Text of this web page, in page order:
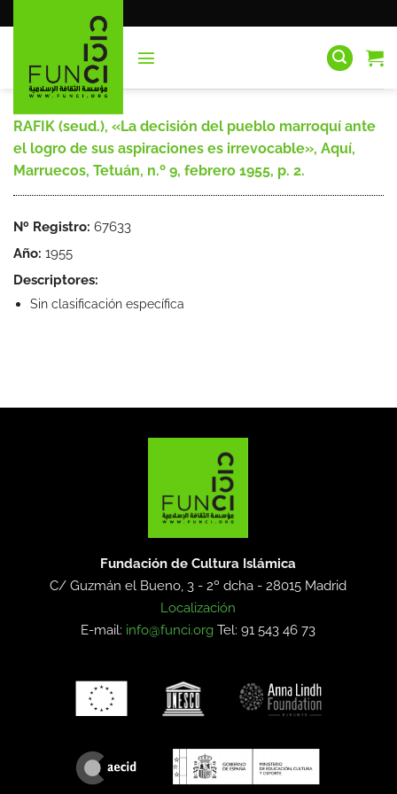
al
RAFIK (seud.), «La decisión del pueblo marroquí ante
el logro de sus aspiraciones es irrevocable», Aquí,
Marruecos, Tetuán, n.º 9, febrero 1955, p. 2.
Nº Registro: 67633
Año: 1955
Descriptores:
Sin clasificación específica
Fundación de Cultura Islámica
C/ Guzmán el Bueno, 3 - 2º dcha -28015 Madrid
Localización
E-mail: info@funci.org Tel: 91 543 46 73